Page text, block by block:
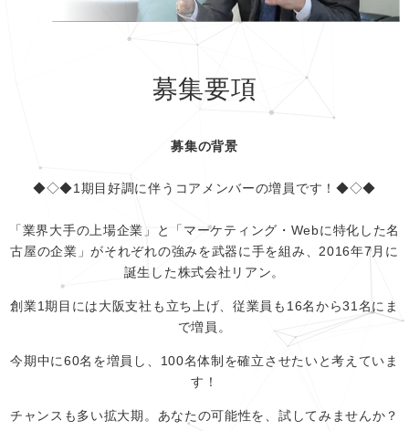
募集要項
募集の背景
◆◇◆1期目好調に伴うコアメンバーの増員です！◆◇◆
「業界大手の上場企業」と「マーケティング・Webに特化した名
古屋の企業」がそれぞれの強みを武器に手を組み、2016年7月に
誕生した株式会社リアン。
創業1期目には大阪支社も立ち上げ、従業員も16名から31名にま
で増員。
今期中に60名を増員し、100名体制を確立させたいと考えていま
す！
チャンスも多い拡大期。あなたの可能性を、試してみませんか？